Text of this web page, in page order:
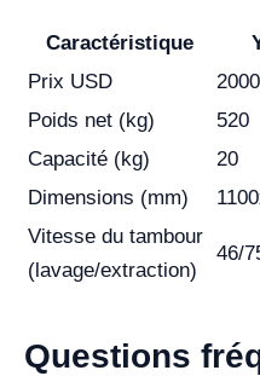
Caractéristique
Prix USD
Poids net (kg)
520
Capacité (kg)
20
Dimensions (mm)
Vitesse du tambour
(lavage/extraction)
46/
Questions